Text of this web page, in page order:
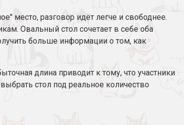
место, разговор идёт легче и свободнее.
Овальный стол сочетает в себе оба
больше информации о том, как
длина приводит к тому, что участники
стол под реальное количество